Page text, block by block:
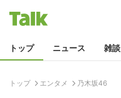
トップ ニュース 雑談
トップ エンタメ 乃木坂46